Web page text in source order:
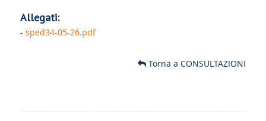
Allegati:
- sped34-05-26.pdf
Torna a CONSULTAZIONI